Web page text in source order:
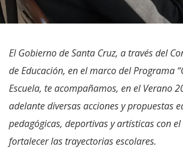
El Gobierno de Santa Cruz, a través del
de Educación, en el marco del Programa
Escuela, te acompañamos, en el Verano
adelante diversas acciones y propuestas
pedagógicas, deportivas y artísticas con
fortalecer las trayectorias escolares.